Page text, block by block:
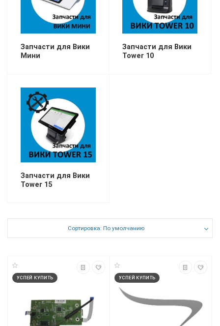
Запчасти для Вики
Мини
Запчасти для Вики
Tower 10
Запчасти для Вики
Tower 15
Сортировка: По умолчанию
УСПЕЙ КУПИТЬ УСПЕЙ КУПИТЬ